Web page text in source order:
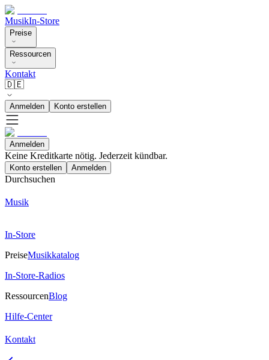
MusikIn-Store
Preise
Ressourcen
Kontakt
🇩🇪
Anmelden Konto erstellen
Anmelden
Keine Kreditkarte nötig. Jederzeit kündbar.
Konto erstellen Anmelden
Durchsuchen
Musik
In-Store
PreiseMusikkatalog
In-Store-Radios
RessourcenBlog
Hilfe-Center
Kontakt